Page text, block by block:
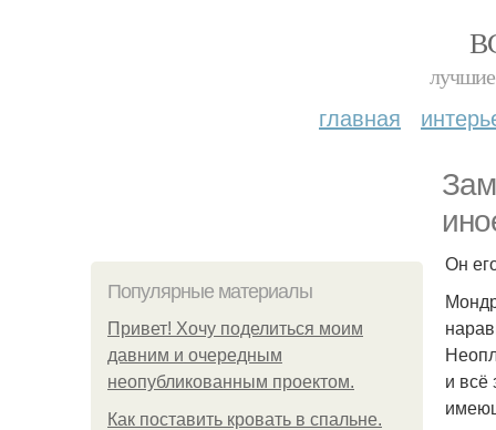
лучшие
главная
Популярные материалы
Привет! Хочу поделиться моим
давним и очередным
неопубликованным проектом.
Как поставить кровать в спальне.
Он
и всё